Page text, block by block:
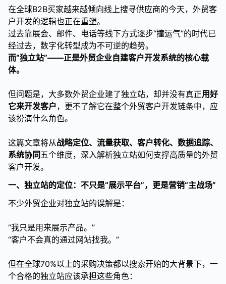
在全球B2B买家越来越倾向线上搜寻供应商的今天，外贸客
户开发的逻辑也正在重塑。
过去靠展会、邮件、电话等线下方式逐步“撞运气”的时代已
经过去，数字化转型成为不可逆的趋势。
而“独立站”——正是外贸企业自建客户开发系统的核心载
体。
但问题是，大多数外贸企业建了独立站，却并没有真正用好
它来开发客户，更不了解它在整个外贸客户开发链条中，应
该扮演什么角色。
这篇文章将从战略定位、流量获取、客户转化、数据追踪、
系统协同五个维度，深入解析独立站如何支撑高质量的外贸
客户开发。
一、独立站的定位：不只是“展示平台”，更是营销“主战场”
不少外贸企业对独立站的误解是：
“我只是用来展示产品。”
“客户不会真的通过网站找我。”
但在全球70%以上的采购决策都以搜索开始的大背景下，一
个合格的独立站应该承担这些角色：